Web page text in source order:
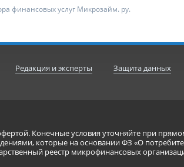
финансовых услуг Микрозайм. ру.
Редакция и эксперты Защита данных
Конечные условия уточняйте при
которые на основании ФЗ «О
реестр микрофинансовых